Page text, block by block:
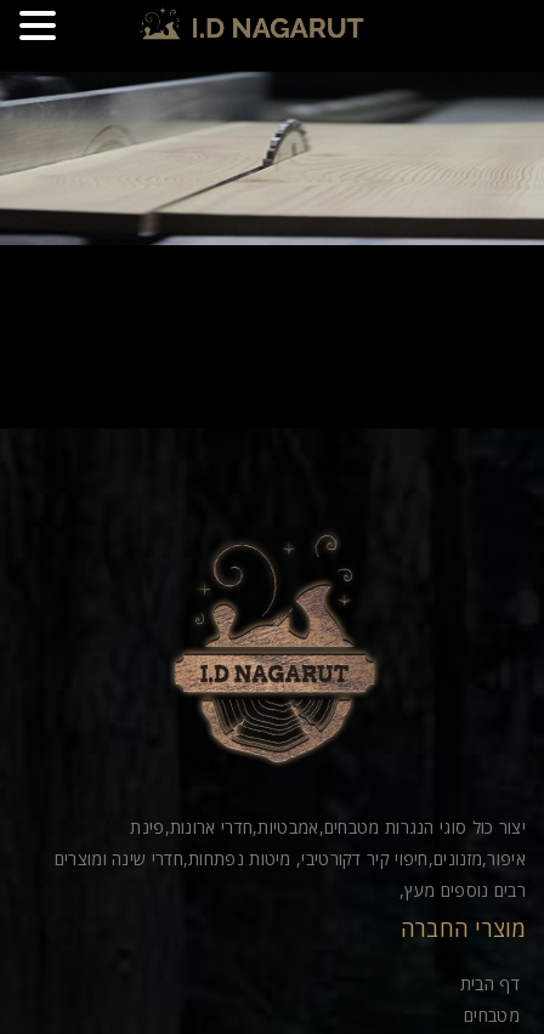
יצור כול סוגי הנגרות מטבחים,אמבטיות,חדרי ארונות,פינת
איפור,מזנונים,חיפוי קיר דקורטיבי, מיטות נפתחות,חדרי שינה ומוצרים
רבים נוספים מעץ,
מוצרי החברה
דף הבית
מטבחים